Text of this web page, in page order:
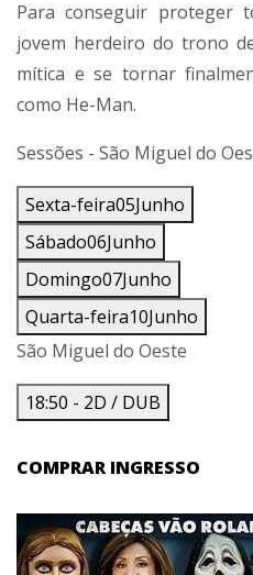
Para conseguir proteger
jovem herdeiro do trono
mítica e se tornar
como He-Man.
Sessões - São Miguel do
Sexta-feira05Junho
Sábado06Junho
Domingo07Junho
Quarta-feira10Junho
São Miguel do Oeste
18:50 - 2D / DUB
COMPRAR INGRESSO